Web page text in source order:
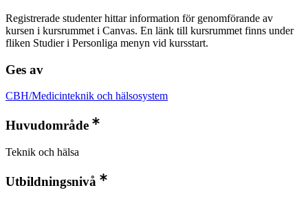
Registrerade studenter hittar information för genomförande av
kursen i kursrummet i Canvas. En länk till kursrummet finns under
fliken Studier i Personliga menyn vid kursstart.
Ges av
CBH/Medicinteknik och hälsosystem
Huvudområde
Teknik och hälsa
Utbildningsnivå